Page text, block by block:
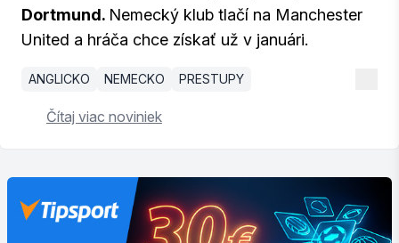
Dortmund. Nemecký klub tlačí na Manchester
United a hráča chce získať už v januári.
ANGLICKO NEMECKO PRESTUPY
Čítaj viac noviniek